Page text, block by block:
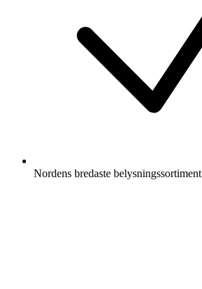
Nordens bredaste belysningssortiment